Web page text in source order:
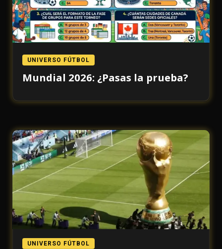
UNIVERSO FÚTBOL
Mundial 2026: ¿Pasas la prueba?
UNIVERSO FÚTBOL